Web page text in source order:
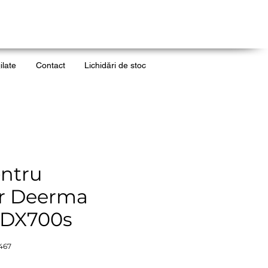
Contact Lichidări de stoc
Deerma